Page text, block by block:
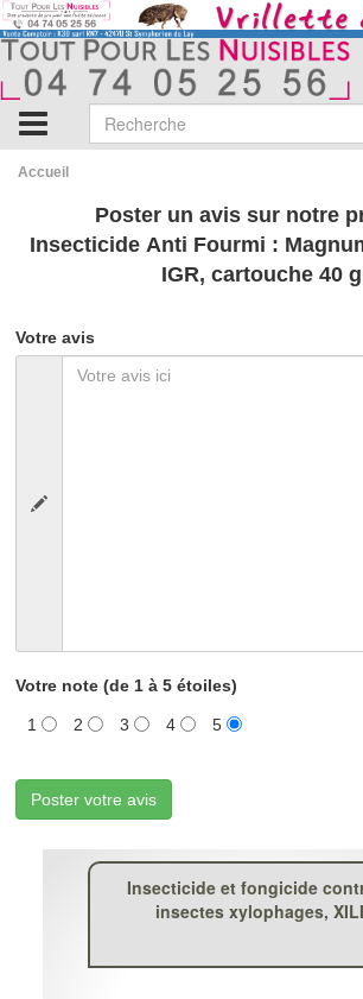
Accueil
Poster un avis sur notre
Insecticide Anti Fourmi :
IGR, cartouche 40
Votre avis
Votre note (de 1 à 5 étoiles)
1 2 3 4 5
Poster votre avis
Insecticide et fongicide
insectes xylophages,